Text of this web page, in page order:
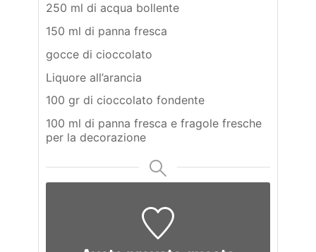
250 ml di acqua bollente
150 ml di panna fresca
gocce di cioccolato
Liquore all’arancia
100 gr di cioccolato fondente
100 ml di panna fresca e fragole fresche
per la decorazione